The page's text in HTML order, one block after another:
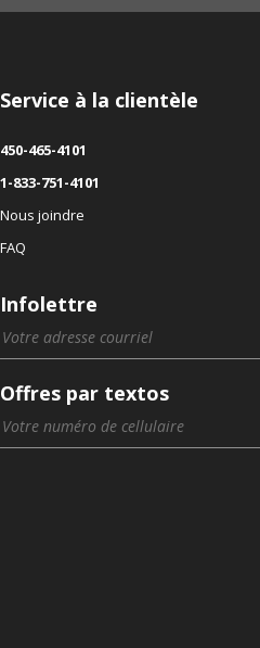
Service à la clientèle
450-465-4101
1-833-751-4101
Nous joindre
FAQ
Infolettre
Offres par textos